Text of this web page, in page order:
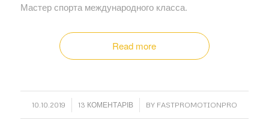
Мастер спорта международного класса.
Read more
10.10.2019
/ 13 КОМЕНТАРІВ
/ BY FASTPROMOTIONPRO